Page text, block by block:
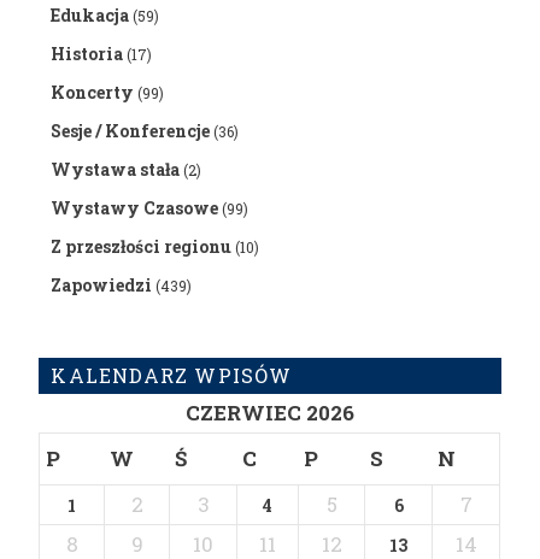
Edukacja(59)
Historia(17)
Koncerty (99)
Sesje / Konferencje(36)
Wystawa stała(2)
Wystawy Czasowe(99)
Z przeszłości regionu(10)
Zapowiedzi (439)
KALENDARZ WPISÓW
CZERWIEC 2026
P
W Ś C P S N
1 2 3 4 5 6
7
8
9 10 11 12 13
14